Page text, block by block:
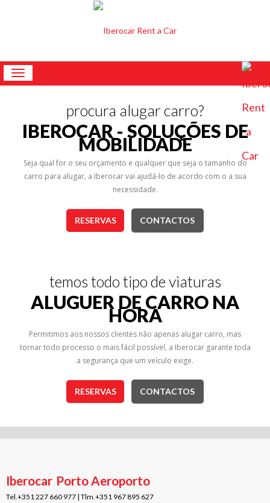
Início
Frota
Contactos
Toggle
navigation
procura alugar carro?
IBEROCAR - SOLUÇÕES DE
MOBILIDADE
Seja qual for o seu orçamento e qualquer que seja o tamanho do
carro para alugar, a Iberocar vai ajudá-lo de acordo com o a sua
necessidade.
RESERVAS CONTACTOS
temos todo tipo de viaturas
ALUGUER DE CARRO NA
HORA
Permitimos aos nossos clientes não apenas alugar carro, mas
tornar todo processo o mais fácil possível, a Iberocar garante toda
a segurança que um veículo exige.
RESERVAS CONTACTOS
Iberocar Porto Aeroporto
Tel.+351 227 660 977 | Tlm.+351 967 895 627